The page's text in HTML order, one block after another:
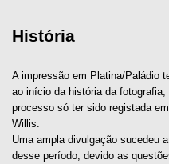
História
A impressão em Platina/Paládio
ao início da história da
processo só ter sido registada
Willis.
Uma ampla divulgação sucedeu
desse período, devido as